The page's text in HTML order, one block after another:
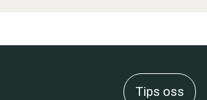
Tips oss